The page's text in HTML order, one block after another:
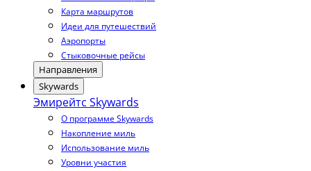
Карта маршрутов
Идеи для путешествий
Аэропорты
Стыковочные рейсы
Направления
Skywards
Эмирейтс Skywards
О программе Skywards
Накопление миль
Использование миль
Уровни участия